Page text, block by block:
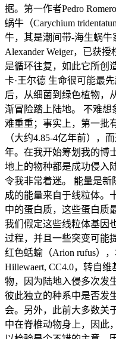
据。第一作者Pedro
蜗牛（Carychium
牛，其是潮间带-海生蜗牛
Alexander Weiger，已获
是循环往复，如此它所
卡·王尔德 生命很可能最
后，从细菌到绿色植物，
渐冒险踏上陆地。 不难想
难重重；事实上，第一批
（大约4.85-4亿年前），
年。在我开始筹划我的博
地上的物种都是成功侵入
令我非常着迷。 能量是新
成的能量来自于线粒体。
中的蛋白质，这些蛋白质
我们假定这些线粒体基因
过程，并且一些突变可能
红色蛞蝓（Arion rufus）
Hillewaert, CC4.0，转自
物，因为陆地入侵多次发
彼此独立的种系中是否发
会。另外，此前大多数关
中在脊椎动物身上，因此